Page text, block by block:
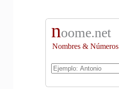
noome.net
Nombres & Números